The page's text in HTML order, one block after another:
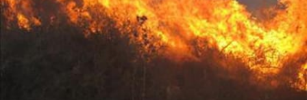
كأس العالم
البرامج
جدول البرامج